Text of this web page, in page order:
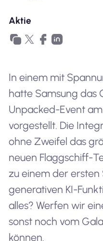
Aktie
In einem mit
hatte Samsung das
Unpacked-Event
vorgestellt. Die
ohne Zweifel das
neuen Flaggschiff-
zu einem der
generativen KI-
alles? Werfen wir
sonst noch vom
können.